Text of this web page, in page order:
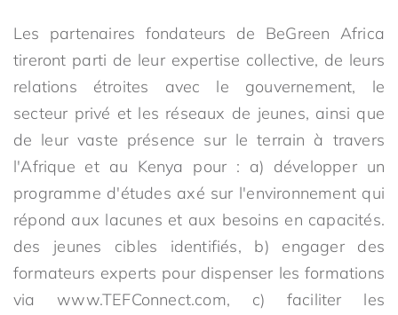
Les partenaires fondateurs de BeGreen Africa
tireront parti de leur expertise collective, de leurs
relations étroites avec le gouvernement, le
secteur privé et les réseaux de jeunes, ainsi que
de leur vaste présence sur le terrain à travers
l'Afrique et au Kenya pour : a) développer un
programme d'études axé sur l'environnement qui
répond aux lacunes et aux besoins en capacités.
des jeunes cibles identifiés, b) engager des
formateurs experts pour dispenser les formations
via www.TEFConnect.com, c) faciliter les